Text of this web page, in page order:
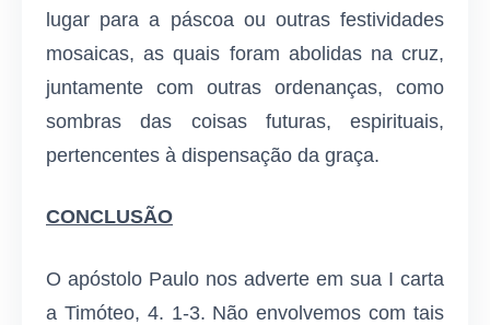
lugar para a páscoa ou outras festividades
mosaicas, as quais foram abolidas na cruz,
juntamente com outras ordenanças, como
sombras das coisas futuras, espirituais,
pertencentes à dispensação da graça.
CONCLUSÃO
O apóstolo Paulo nos adverte em sua I carta
a Timóteo, 4. 1-3. Não envolvemos com tais